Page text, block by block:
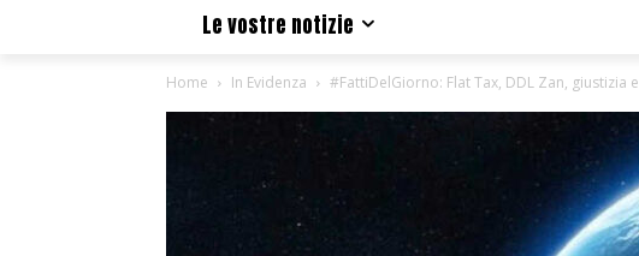
Le vostre notizie
Home In Evidenza #FattiDelGiorno: Flat Tax, DDL Zan, giustizia